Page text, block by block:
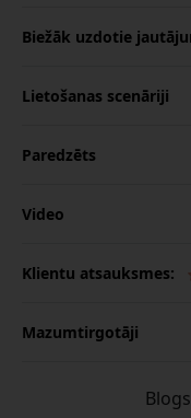
Biežāk uzdotie
Lietošanas scenāriji
Paredzēts
Video
Klientu atsauksmes:
Mazumtirgotāji